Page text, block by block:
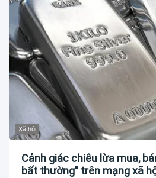
Xã hội
Cảnh giác chiêu lừa mua,
bất thường" trên mạng xã